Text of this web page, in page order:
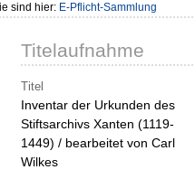
sind hier: E-Pflicht-Sammlung
Titelaufnahme
Titel
Inventar der Urkunden des
Stiftsarchivs Xanten (1119-
1449) / bearbeitet von Carl
Wilkes